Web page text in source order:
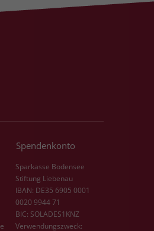
Spendenkonto
Sparkasse Bodensee
Stiftung Liebenau
IBAN: DE35 6905 0001
0020 9944 71
BIC: SOLADES1KNZ
Verwendungszweck: